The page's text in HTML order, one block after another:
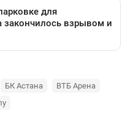
БК Астана
ВТБ Арена